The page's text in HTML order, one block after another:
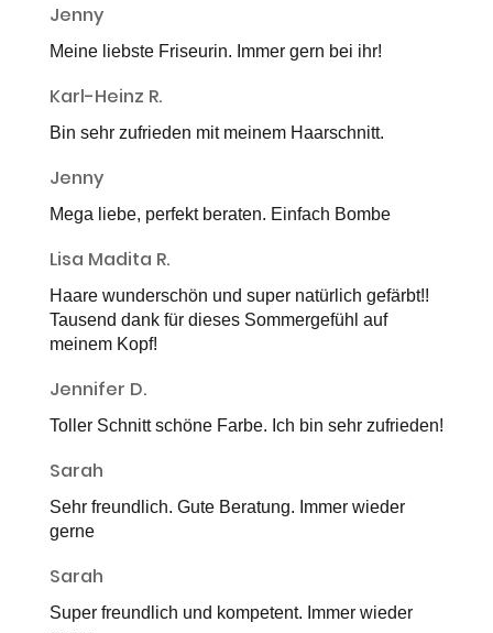
Jenny
Meine liebste Friseurin. Immer gern bei ihr!
Karl-Heinz R.
Bin sehr zufrieden mit meinem Haarschnitt.
Jenny
Mega liebe, perfekt beraten. Einfach Bombe
Lisa Madita R.
Haare wunderschön und super natürlich gefärbt!!
Tausend dank für dieses Sommergefühl auf
meinem Kopf!
Jennifer D.
Toller Schnitt schöne Farbe. Ich bin sehr zufrieden!
Sarah
Sehr freundlich. Gute Beratung. Immer wieder
gerne
Sarah
Super freundlich und kompetent. Immer wieder